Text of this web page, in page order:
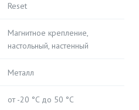
Reset
Магнитное крепление,
настольный, настенный
Металл
от -20 °C до 50 °C